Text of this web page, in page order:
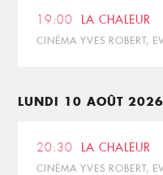
19:00 LA CHALEUR
CINÉMA YVES ROBERT,
LUNDI 10 AOÛT 2026
20:30 LA CHALEUR
CINÉMA YVES ROBERT,